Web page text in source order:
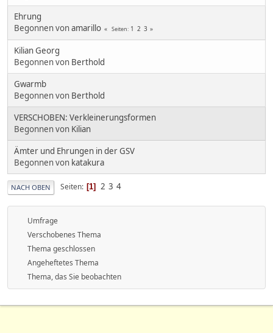
Ehrung
Begonnen vonamarillo Seiten 1 2 3
Kilian Georg
Begonnen von Berthold
Gwarmb
Begonnen von Berthold
VERSCHOBEN: Verkleinerungsformen
Begonnen von Kilian
Ämter und Ehrungen in der GSV
Begonnen von katakura
NACH OBEN Seiten 1 2 3 4
Umfrage
Verschobenes Thema
Thema geschlossen
Angeheftetes Thema
Thema, das Sie beobachten